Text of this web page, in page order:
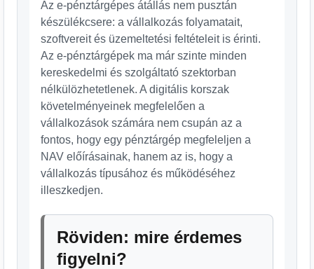
Az e-pénztárgépes átállás nem pusztán
készülékcsere: a vállalkozás folyamatait,
szoftvereit és üzemeltetési feltételeit is érinti.
Az e-pénztárgépek ma már szinte minden
kereskedelmi és szolgáltató szektorban
nélkülözhetetlenek. A digitális korszak
követelményeinek megfelelően a
vállalkozások számára nem csupán az a
fontos, hogy egy pénztárgép megfeleljen a
NAV előírásainak, hanem az is, hogy a
vállalkozás típusához és működéséhez
illeszkedjen.
Röviden: mire érdemes
figyelni?